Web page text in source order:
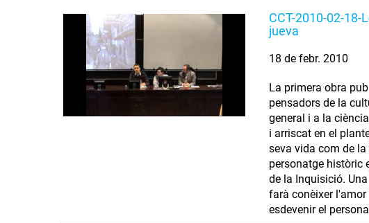
CCT-2010-02-
jueva
18 de febr. 2010
La primera obra
pensadors de la
general i a la
i arriscat en el
seva vida com de la
personatge històric
de la Inquisició.
farà conèixer
esdevenir el